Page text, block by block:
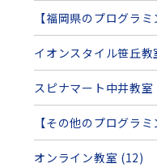
【福岡県のプログラ
イオンスタイル笹丘
スピナマート中井教室
【その他のプログラ
オンライン教室 (12)